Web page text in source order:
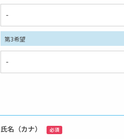
第3希望
氏名（カナ） 必須